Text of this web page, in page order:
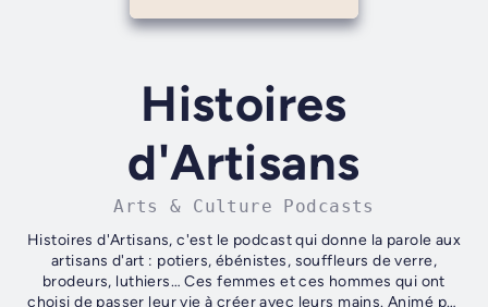
Histoires
d'Artisans
Arts & Culture Podcasts
Histoires d'Artisans, c'est le podcast qui donne la parole aux
artisans d'art : potiers, ébénistes, souffleurs de verre,
brodeurs, luthiers… Ces femmes et ces hommes qui ont
choisi de passer leur vie à créer avec leurs mains. Animé par